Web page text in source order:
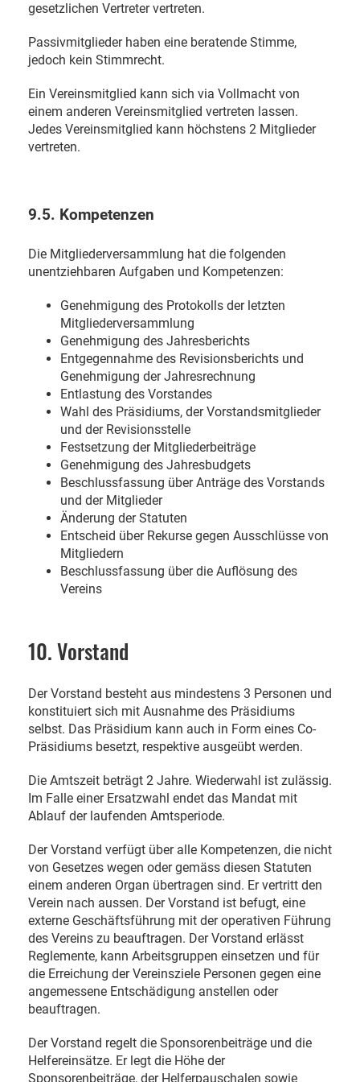
gesetzlichen Vertreter vertreten.
Passivmitglieder haben eine beratende Stimme,
jedoch kein Stimmrecht.
Ein Vereinsmitglied kann sich via Vollmacht von
einem anderen Vereinsmitglied vertreten lassen.
Jedes Vereinsmitglied kann höchstens 2 Mitglieder
vertreten.
9.5. Kompetenzen
Die Mitgliederversammlung hat die folgenden
unentziehbaren Aufgaben und Kompetenzen:
Genehmigung des Protokolls der letzten
Mitgliederversammlung
Genehmigung des Jahresberichts
Entgegennahme des Revisionsberichts und
Genehmigung der Jahresrechnung
Entlastung des Vorstandes
Wahl des Präsidiums, der Vorstandsmitglieder
und der Revisionsstelle
Festsetzung der Mitgliederbeiträge
Genehmigung des Jahresbudgets
Beschlussfassung über Anträge des Vorstands
und der Mitglieder
Änderung der Statuten
Entscheid über Rekurse gegen Ausschlüsse von
Mitgliedern
Beschlussfassung über die Auflösung des
Vereins
10. Vorstand
Der Vorstand besteht aus mindestens 3 Personen und
konstituiert sich mit Ausnahme des Präsidiums
selbst. Das Präsidium kann auch in Form eines Co-
Präsidiums besetzt, respektive ausgeübt werden.
Die Amtszeit beträgt 2 Jahre. Wiederwahl ist zulässig.
Im Falle einer Ersatzwahl endet das Mandat mit
Ablauf der laufenden Amtsperiode.
Der Vorstand verfügt über alle Kompetenzen, die nicht
von Gesetzes wegen oder gemäss diesen Statuten
einem anderen Organ übertragen sind. Er vertritt den
Verein nach aussen. Der Vorstand ist befugt, eine
externe Geschäftsführung mit der operativen Führung
des Vereins zu beauftragen. Der Vorstand erlässt
Reglemente, kann Arbeitsgruppen einsetzen und für
die Erreichung der Vereinsziele Personen gegen eine
angemessene Entschädigung anstellen oder
beauftragen.
Der Vorstand regelt die Sponsorenbeiträge und die
Helfereinsätze. Er legt die Höhe der
Sponsorenbeiträge, der Helferpauschalen sowie